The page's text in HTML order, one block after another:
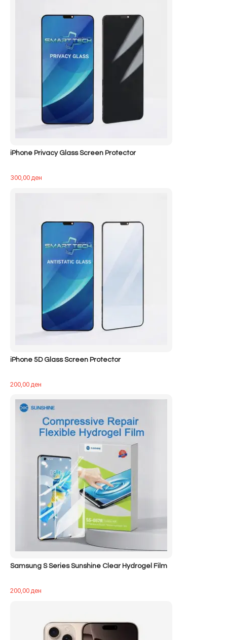
iPhone Privacy Glass Screen Protector
300,00ден
iPhone 5D Glass Screen Protector
200,00ден
Samsung S Series Sunshine Clear Hydrogel Film
200,00ден